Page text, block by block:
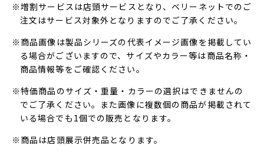
※増割サービスは店頭サービスとなり、ベリーネットでのご
注文はサービス対象外となりますのでご了承ください。
※商品画像は製品シリーズの代表イメージ画像を掲載してい
る場合がございますので、サイズやカラー等は商品名称・
商品情報等をご確認ください。
※特価商品のサイズ・重量・カラーの選択はできませんの
でご了承ください。また画像に複数個の商品が掲載されて
いる場合でも1個での販売となります。
※商品は店頭展示併売品となります。